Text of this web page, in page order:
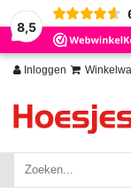
8,5
Inloggen
Wij slaan cookies op